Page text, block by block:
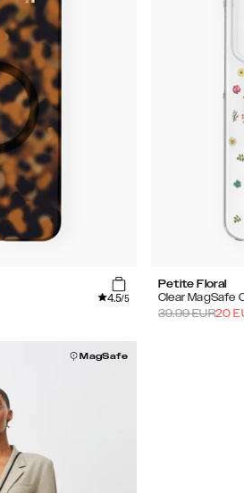
4.5/5
Petite Floral
Clear MagSafe
39.99EUR20
MagSafe